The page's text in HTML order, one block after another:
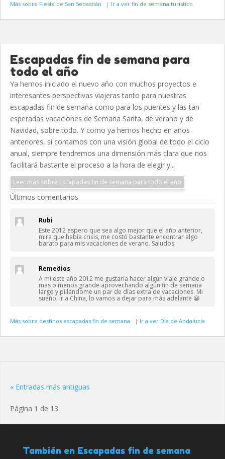
Más sobre Fiesta de San Sebastián | Ir a ver fin de semana turístico
Escapadas fin de semana para
todo el año
Ya hemos iniciado el nuevo año con muchos proyectos e
interesantes perspectivas viajeras tanto para nuestras
escapadas fin de semana como para los puentes y las tan
esperadas vacaciones de Semana Santa, de verano y de
Navidad, sobre todo. Y como ya hemos hecho en años
anteriores, si contamos con una visión global de todo el ciclo
anual, siempre tendremos una dimensión más clara que nos
facilitará bastante el proceso a la hora de elegir y...
Leer más sobre Escapadas fin de semana para todo el año
Últimos comentarios
Rubi
Este 2012 espero que sea algo mejor que el año anterior,
mira que había crisis, me costó bastante encontrar algo
barato para mis vacaciones de verano. Saludos
Remedios
A mi este año 2012 me gustaría hacer algún viaje grande o
mas o menos grande aprovechando algún fin de semana
largo y pillandome un par de días extra de vacaciones. Mi
sueño, ir a China, lo vamos a dejar para más adelante 😀
Más sobre destinos escapadas fin de semana | Ir a ver Día de Andalucía
« Entradas más antiguas
Página 1 de 13
También en Escapadas fin de semana